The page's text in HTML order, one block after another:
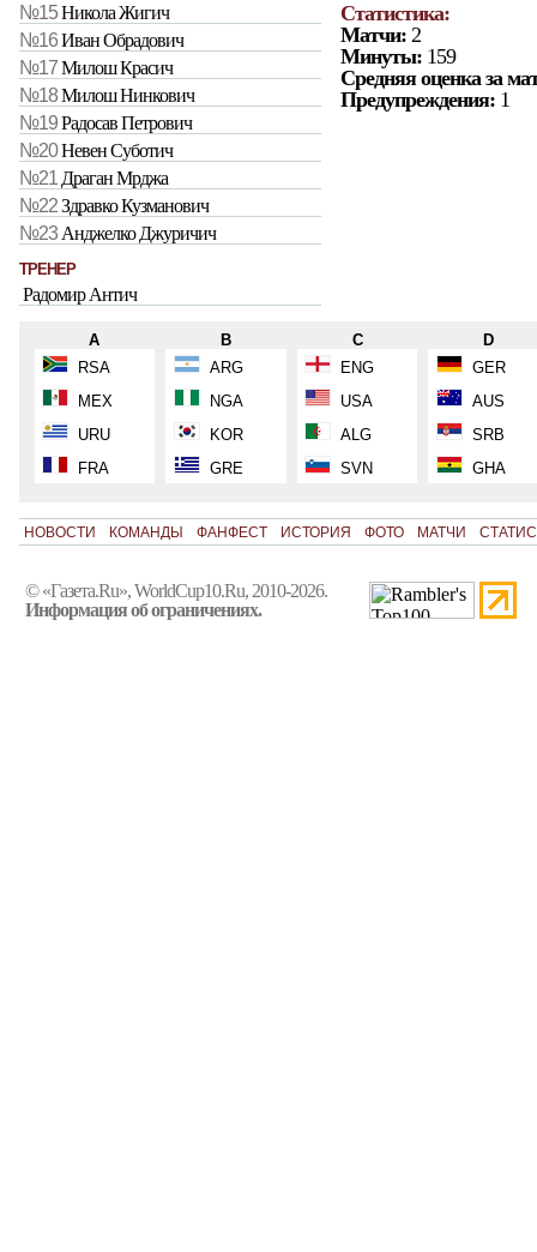
№15Никола Жигич
№16Иван Обрадович
№17Милош Красич
№18Милош Нинкович
№19Радосав Петрович
№20Невен Суботич
№21 Драган Мрджа
№22Здравко Кузманович
№23 Анджелко Джуричич
ТРЕНЕР
Радомир Антич
Статистика:
Матчи: 2
Минуты: 159
Средняя оценка за
Предупреждения: 1
A
RSA
MEX
URU
FRA
B
ARG
NGA
KOR
GRE
C
ENG
USA
ALG
SVN
D
GER
AUS
SRB
GHA
НОВОСТИ КОМАНДЫ ФАНФЕСТ ИСТОРИЯ ФОТО МАТЧИ
© «Газета.Ru», WorldCup10.Ru, 2010-2026.
Информация об ограничениях.